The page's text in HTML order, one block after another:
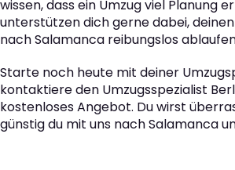
wissen, dass ein Umzug viel Planung
unterstützen dich gerne dabei,
nach Salamanca reibungslos
Starte noch heute mit deiner
kontaktiere den Umzugsspezialist
kostenloses Angebot. Du wirst
günstig du mit uns nach Salamanca